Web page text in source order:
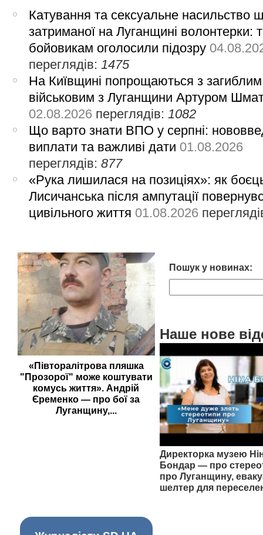
Катування та сексуальне насильство
затриманої на Луганщині волонтерки:
бойовикам оголосили підозру
переглядів: 1475
На Київщині попрощаються з загиблим
військовим з Луганщини Артуром
02.08.2026 переглядів: 1082
Що варто знати ВПО у серпні:
виплати та важливі дати 01.08.2026
переглядів:877
«Рука лишилася на позиціях»: як
Лисичанська після ампутації
цивільного життя 01.08.2026
«Півторалітрова пляшка
"Прозорої" може коштувати
комусь життя». Андрій
Єременко — про бої за
Луганщину,...
Пошук у новинах:
Наше нове
Директорка музею
Бондар — про
про Луганщину,
шелтер для